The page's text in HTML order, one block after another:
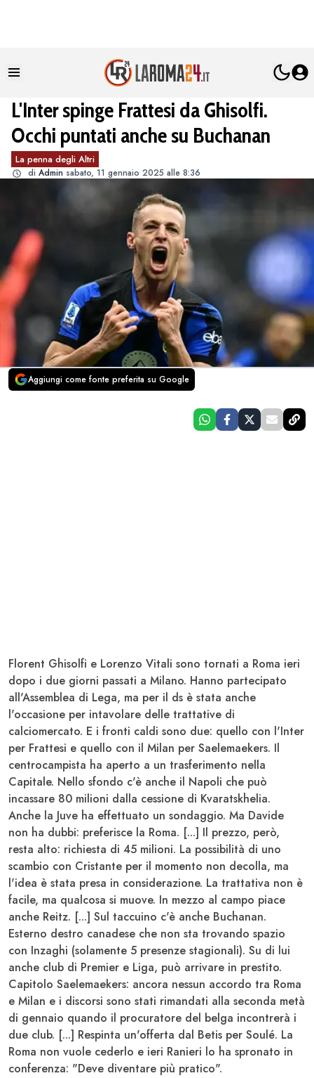
L'Inter spinge Frattesi da Ghisolfi.
Occhi puntati anche su Buchanan
La penna degli Altri
di Admin sabato, 11 gennaio 2025 alle 8:36
Aggiungi come fonte preferita su Google
Florent Ghisolfi e Lorenzo Vitali sono tornati a Roma ieri
dopo i due giorni passati a Milano. Hanno partecipato
all'Assemblea di Lega, ma per il ds è stata anche
l'occasione per intavolare delle trattative di
calciomercato. E i fronti caldi sono due: quello con l'Inter
per Frattesi e quello con il Milan per Saelemaekers. Il
centrocampista ha aperto a un trasferimento nella
Capitale. Nello sfondo c'è anche il Napoli che può
incassare 80 milioni dalla cessione di Kvaratskhelia.
Anche la Juve ha effettuato un sondaggio. Ma Davide
non ha dubbi: preferisce la Roma. [...] Il prezzo, però,
resta alto: richiesta di 45 milioni. La possibilità di uno
scambio con Cristante per il momento non decolla, ma
l'idea è stata presa in considerazione. La trattativa non è
facile, ma qualcosa si muove. In mezzo al campo piace
anche Reitz. [...] Sul taccuino c'è anche Buchanan.
Esterno destro canadese che non sta trovando spazio
con Inzaghi (solamente 5 presenze stagionali). Su di lui
anche club di Premier e Liga, può arrivare in prestito.
Capitolo Saelemaekers: ancora nessun accordo tra Roma
e Milan e i discorsi sono stati rimandati alla seconda metà
di gennaio quando il procuratore del belga incontrerà i
due club. [...] Respinta un'offerta dal Betis per Soulé. La
Roma non vuole cederlo e ieri Ranieri lo ha spronato in
conferenza: "Deve diventare più pratico".